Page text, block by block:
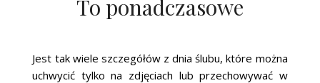
To ponadczasowe
Jest tak wiele szczegółów z dnia ślubu, które można
uchwycić tylko na zdjęciach lub przechowywać w